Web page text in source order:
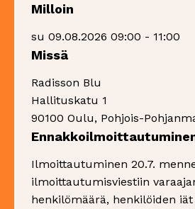
Milloin
su 09.08.2026 09:00 - 11:00
Missä
Radisson Blu
Hallituskatu 1
90100 Oulu, Pohjois-
Ilmoittautuminen 20.7.
ilmoittautumisviestiin
henkilömäärä, henkilöiden